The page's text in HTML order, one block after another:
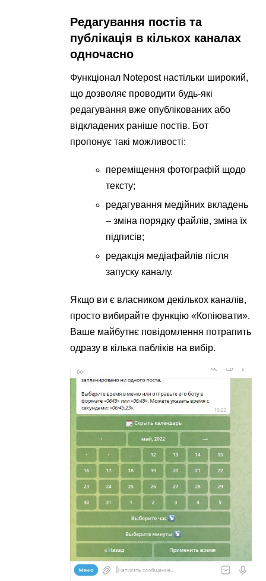
Редагування постів та
публікація в кількох каналах
одночасно
Функціонал Notepost настільки широкий,
що дозволяє проводити будь-які
редагування вже опублікованих або
відкладених раніше постів. Бот
пропонує такі можливості:
переміщення фотографій щодо
тексту;
редагування медійних вкладень
– зміна порядку файлів, зміна їх
підписів;
редакція медіафайлів після
запуску каналу.
Якщо ви є власником декількох каналів,
просто вибирайте функцію «Копіювати».
Ваше майбутнє повідомлення потрапить
одразу в кілька пабліків на вибір.